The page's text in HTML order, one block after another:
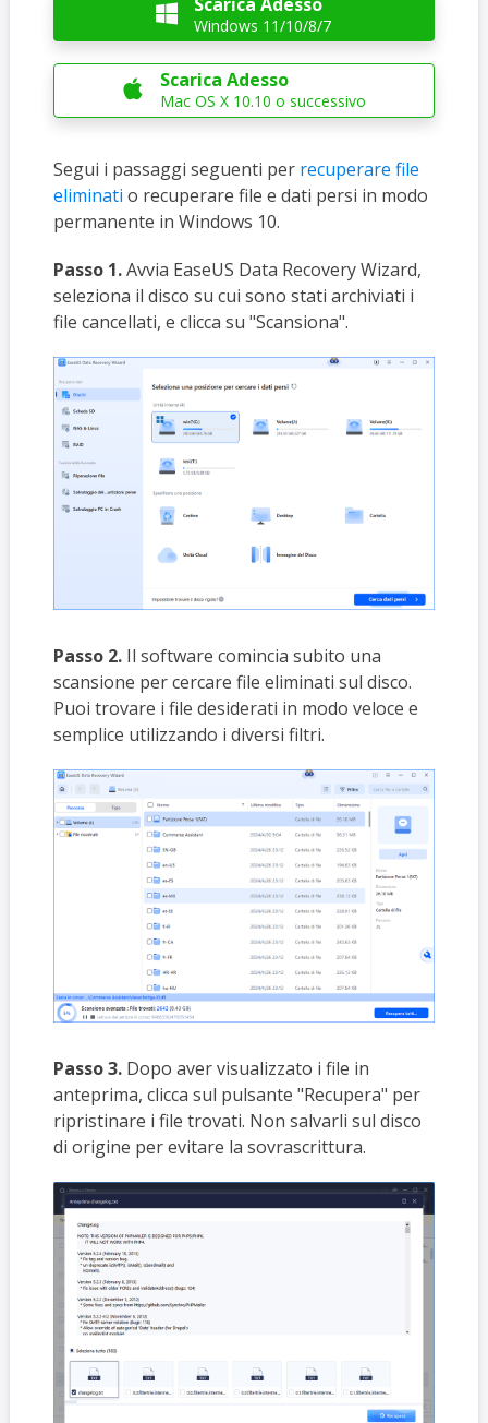

Windows 11/10/8/7
 Scarica Adesso
Mac OS X 10.10 o successivo
Segui i passaggi seguenti per recuperare file
eliminati o recuperare file e dati persi in modo
permanente in Windows 10.
Passo 1.Avvia EaseUS Data Recovery Wizard,
seleziona il disco su cui sono stati archiviati i
file cancellati, e clicca su "Scansiona".
Passo 2.Il software comincia subito una
scansione per cercare file eliminati sul disco.
Puoi trovare i file desiderati in modo veloce e
semplice utilizzando i diversi filtri.
Passo 3.Dopo aver visualizzato i file in
anteprima, clicca sul pulsante "Recupera" per
ripristinare i file trovati. Non salvarli sul disco
di origine per evitare la sovrascrittura.